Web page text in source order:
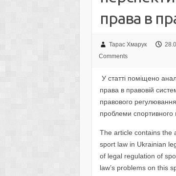
права в
Тарас Хмарук
Comments
У статті поміщено
права в правовій
правового
проблеми спортивного
The article contains the
sport law in Ukrainian
of legal regulation of
law’s problems on this